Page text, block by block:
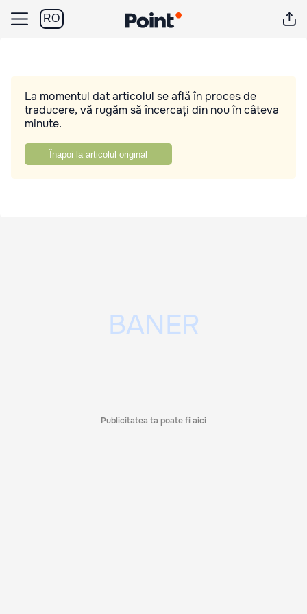
RO
La momentul dat articolul se află în proces de
traducere, vă rugăm să încercați din nou în câteva
minute.
Înapoi la articolul original
Publicitatea ta poate fi aici